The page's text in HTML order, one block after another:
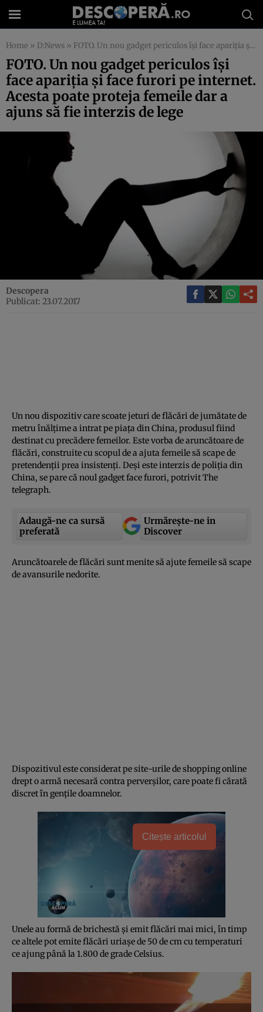
Home » D:News » FOTO. Un nou gadget periculos îşi face apariţia şi face furori pe internet. Acesta poate proteja femeile dar a ajuns să fie interzis de lege
FOTO. Un nou gadget periculos îşi
face apariţia şi face furori pe internet.
Acesta poate proteja femeile dar a
ajuns să fie interzis de lege
Descopera
Publicat: 23.07.2017
Un nou dispozitiv care scoate jeturi de flăcări de jumătate de
metru înălţime a intrat pe piaţa din China, produsul fiind
destinat cu precădere femeilor. Este vorba de aruncătoare de
flăcări, construite cu scopul de a ajuta femeile să scape de
pretendenţii prea insistenţi. Deşi este interzis de poliţia din
China, se pare că noul gadget face furori, potrivit The
telegraph.
Adaugă-ne ca sursă
preferată
Urmărește-ne in
Discover
Aruncătoarele de flăcări sunt menite să ajute femeile să scape
de avansurile nedorite.
Dispozitivul este considerat pe site-urile de shopping online
drept o armă necesară contra perverşilor, care poate fi cărată
discret în genţile doamnelor.
Citește articolul
Unele au formă de brichestă şi emit flăcări mai mici, în timp
ce altele pot emite flăcări uriaşe de 50 de cm cu temperaturi
ce ajung până la 1.800 de grade Celsius.